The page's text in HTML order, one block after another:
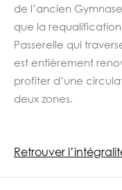
de l’ancien
que la
Passerelle qui
est entièrement
profiter d’une
deux zones.
Retrouver